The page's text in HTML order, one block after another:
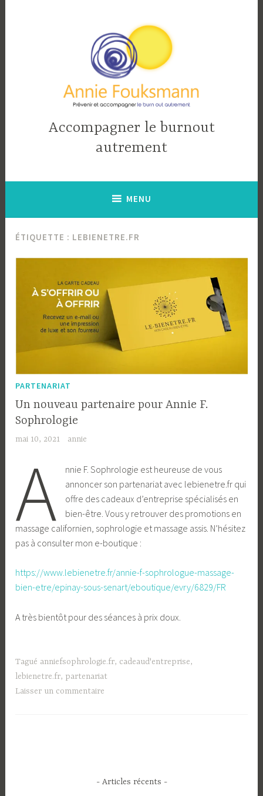
Accompagner le burnout
autrement
MENU
ÉTIQUETTE : LEBIENETRE.FR
PARTENARIAT
Un nouveau partenaire pour Annie F.
Sophrologie
mai 10, 2021 annie
A
nnie F. Sophrologie est heureuse de vous
annoncer son partenariat avec lebienetre.fr qui
offre des cadeaux d’entreprise spécialisés en
bien-être. Vous y retrouver des promotions en
massage californien, sophrologie et massage assis. N’hésitez
pas à consulter mon e-boutique :
https://www.lebienetre.fr/annie-f-sophrologue-massage-
bien-etre/epinay-sous-senart/eboutique/evry/6829/FR
A très bientôt pour des séances à prix doux.
Tagué anniefsophrologie.fr, cadeaud'entreprise,
lebienetre.fr, partenariat
Laisser un commentaire
- Articles récents -